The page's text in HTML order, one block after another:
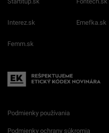
Interez.sk Emefka.sk
Femm.sk
Podmienky používania
Podmienky ochrany súkromia